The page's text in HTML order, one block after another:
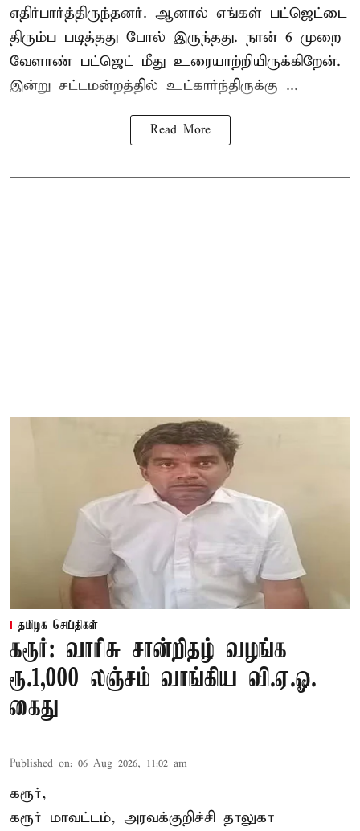
எதிர்பார்த்திருந்தனர். ஆனால் எங்கள் பட்ஜெட்டை
திரும்ப படித்தது போல் இருந்தது. நான் 6 முறை
வேளாண் பட்ஜெட் மீது உரையாற்றியிருக்கிறேன்.
இன்று சட்டமன்றத்தில் உட்கார்ந்திருக்கு ...
Read More
தமிழக செய்திகள்
கரூர்: வாரிசு சான்றிதழ் வழங்க
ரூ.1,000 லஞ்சம் வாங்கிய வி.ஏ.ஓ.
கைது
Published on: 06 Aug 2026, 11:02 am
கரூர்,
கரூர் மாவட்டம், அரவக்குறிச்சி தாலுகா